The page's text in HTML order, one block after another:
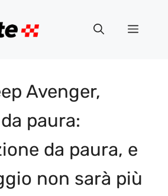
Menu
Avenger,
paura:
da paura, e
non sarà più